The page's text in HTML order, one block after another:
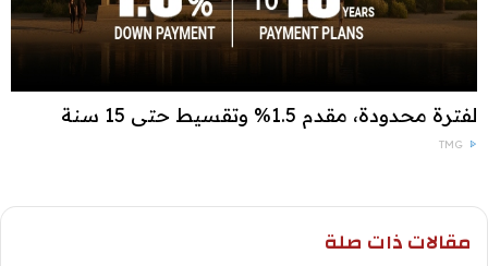
لفترة محدودة، مقدم 1.5% وتقسيط حتى 15 سنة
TMG
مقالات ذات صلة